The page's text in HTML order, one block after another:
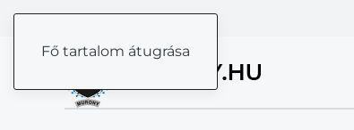
Fő tartalom átugrása